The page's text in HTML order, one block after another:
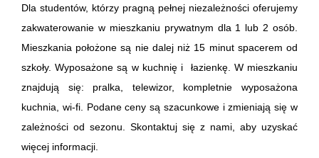
Dla studentów, którzy pragną pełnej niezależności oferujemy
zakwaterowanie w mieszkaniu prywatnym dla 1 lub 2 osób.
Mieszkania położone są nie dalej niż 15 minut spacerem od
szkoły. Wyposażone są w kuchnięi łazienkę. W mieszkaniu
znajdują się: pralka, telewizor, kompletnie wyposażona
kuchnia, wi-fi. Podane cenysą szacunkowe izmieniają się w
zależności od sezonu. Skontaktuj się z nami, aby uzyskać
więcej informacji.